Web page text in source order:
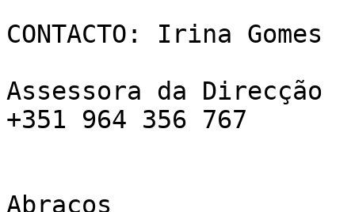
CONTACTO: Irina Gomes
Assessora da Direcção
+351 964 356 767
Abraços